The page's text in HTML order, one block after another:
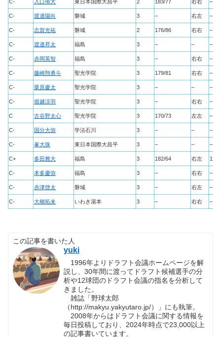
C- 入口侑大 東日本国際大昌平 2 183/77 右右 –
C- 渡邉陽向 磐城 3 – 右左 –
C- 志賀光祐 磐城 2 176/86 右右 –
C- 渡邉昇太 福島 3 – – –
C- 赤岡英智 福島 3 – 右右 –
C- 藤崎翔勇斗 聖光学院 3 179/81 右右 –
C- 栗原慶太 聖光学院 3 – – –
C- 堀越涼羽 聖光学院 3 – 右右 –
C 古谷野太心 聖光学院 3 170/73 左左 –
C- 国分大弥 学法石川 3 – – –
C- 峯大珠 東日本国際大昌平 3 – – –
C+ 多田雅大 福島 3 182/64 右左 120
C- 本多慶弥 福島 3 – 右右 –
C- 赤津啓太 磐城 3 – 右左 –
C- 大橋拓未 いわき湯本 3 – 右右 –
この記事を書いた人
yuki
1996年よりドラフト会議ホームページを解
説し、30年間に渡ってドラフト候補選手の分
析や12球団のドラフト会議の指名を分析して
きました。
雑誌「野球太郎
（http://makyu.yakyutaro.jp/）」にも執筆。
2008年からはドラフト会議に関する情報を
毎日投稿しており、2024年時点で23,000以上
の記事書いています。